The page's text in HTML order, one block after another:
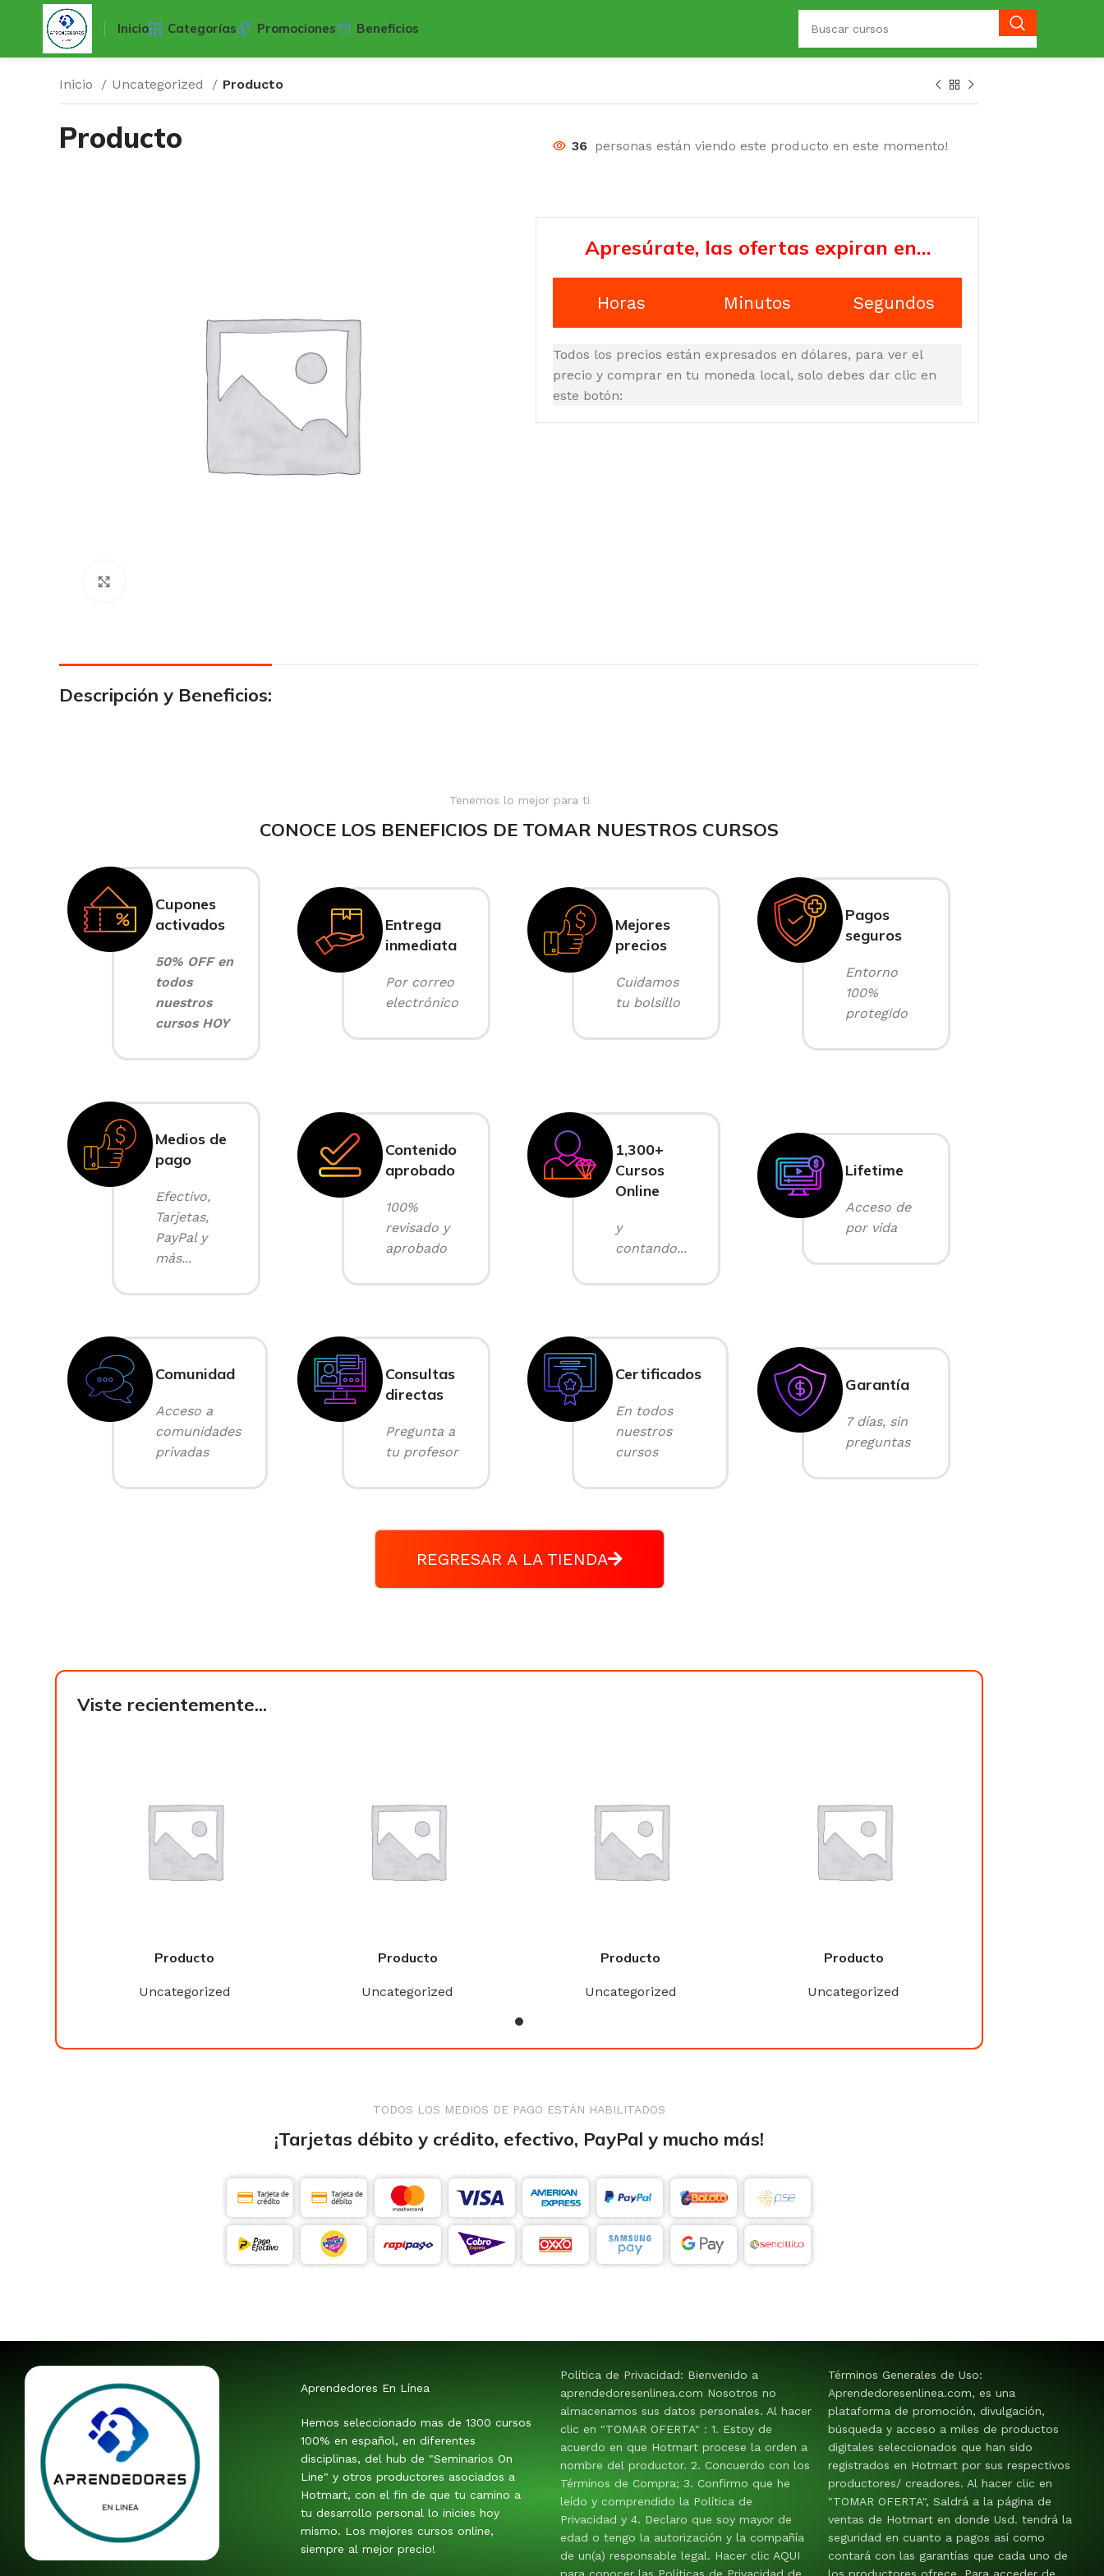
Inicio Categorías Promociones Beneficios
Inicio Uncategorized Producto
Producto 36 personas están viendo este producto en este momento!
Apresúrate, las ofertas expiran en…
Horas Minutos Segundos
Todos los precios están expresados en dólares, para ver el
precio y comprar en tu moneda local, solo debes dar clic en
este botón:
Descripción y Beneficios:
Tenemos lo mejor para ti
CONOCE LOS BENEFICIOS DE TOMAR NUESTROS CURSOS
Cupones
activados
50% OFF en
todos
nuestros
cursos HOY
Entrega
inmediata
Por correo
electrónico
Mejores
precios
Cuidamos
tu bolsillo
Pagos
seguros
Entorno
100%
protegido
Medios de
pago
Efectivo,
Tarjetas,
PayPal y
más...
Contenido
aprobado
100%
revisado y
aprobado
1,300+
Cursos
Online
y
contando...
Lifetime
Acceso de
por vida
Comunidad
Acceso a
comunidades
privadas
Consultas
directas
Pregunta a
tu profesor
Certificados
En todos
nuestros
cursos
Garantía
7 días, sin
preguntas
REGRESAR A LA TIENDA
Viste recientemente...
Producto
Uncategorized
Producto
Uncategorized
Producto
Uncategorized
Producto
Uncategorized
TODOS LOS MEDIOS DE PAGO ESTÁN HABILITADOS
¡Tarjetas débito y crédito, efectivo, PayPal y mucho más!
Aprendedores En Línea
Hemos seleccionado mas de 1300 cursos
100% en español, en diferentes
disciplinas, del hub de "Seminarios On
Line" y otros productores asociados a
Hotmart, con el fin de que tu camino a
tu desarrollo personal lo inicies hoy
mismo. Los mejores cursos online,
siempre al mejor precio!
Política de Privacidad: Bienvenido a
aprendedoresenlinea.com Nosotros no
almacenamos sus datos personales. Al hacer
clic en "TOMAR OFERTA" : 1. Estoy de
acuerdo en que Hotmart procese la orden a
nombre del productor. 2. Concuerdo con los
Términos de Compra; 3. Confirmo que he
leído y comprendido la Política de
Privacidad y 4. Declaro que soy mayor de
edad o tengo la autorización y la compañía
de un(a) responsable legal. Hacer clic AQUI
para conocer las Políticas de Privacidad de
Términos Generales de Uso:
Aprendedoresenlinea.com, es una
plataforma de promoción, divulgación,
búsqueda y acceso a miles de productos
digitales seleccionados que han sido
registrados en Hotmart por sus respectivos
productores/ creadores. Al hacer clic en
"TOMAR OFERTA", Saldrá a la página de
ventas de Hotmart en donde Usd. tendrá la
seguridad en cuanto a pagos así como
contará con las garantías que cada uno de
los productores ofrece. Para acceder de